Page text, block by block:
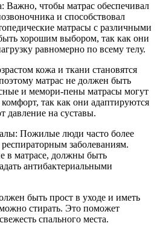
Важно, чтобы матрас обеспечивал
и способствовал
матрасы с различными
хорошим выбором, так как они
равномерно по всему телу.
кожа и ткани становятся
матрас не должен быть
и мемори-пены матрасы могут
так как они адаптируются
давление на суставы.
Пожилые люди часто более
заболеваниям.
в матрасе, должны быть
антибактериальными
быть прост в уходе и иметь
стирать. Это поможет
спального места.